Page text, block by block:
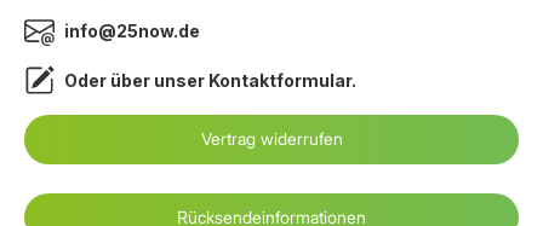
info@25now.de
Oder über unser Kontaktformular.
Vertrag widerrufen
Rücksendeinformationen